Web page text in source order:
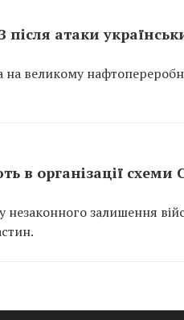
атаки
на великому
в організації схеми
залишення